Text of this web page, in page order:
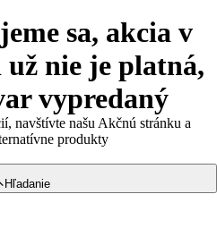
sa, akcia v
nie je platná,
vypredaný
navštívte našu Akčnú stránku a
produkty
Hľadanie